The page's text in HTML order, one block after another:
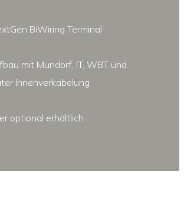
BiWiring Terminal
mit Mundorf, IT, WBT und
Innenverkabelung
optional erhältlich